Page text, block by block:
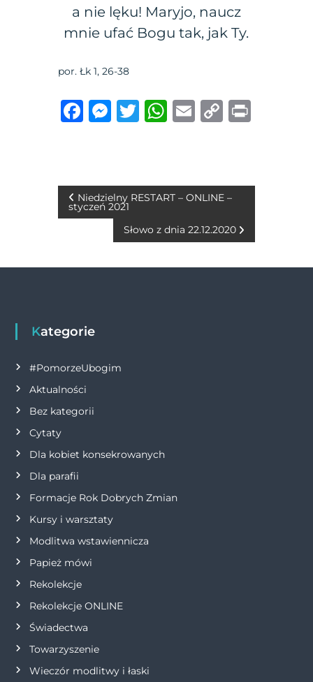
a nie lęku! Maryjo, naucz
mnie ufać Bogu tak, jak Ty.
por. Łk 1, 26-38
F
b
o
k
M
n
g
er
T
r
W
A
p
p
E
C
Li
n
k
N
w
g
c
j
a
w
p
i
s
u
Niedzielny RESTART – ONLINE –
styczeń 2021
Słowo z dnia 22.12.2020
Kategorie
#PomorzeUbogim
Aktualności
Bez kategorii
Cytaty
Dla kobiet konsekrowanych
Dla parafii
Formacje Rok Dobrych Zmian
Kursy i warsztaty
Modlitwa wstawiennicza
Papież mówi
Rekolekcje
Rekolekcje ONLINE
Świadectwa
Towarzyszenie
Wieczór modlitwy i łaski